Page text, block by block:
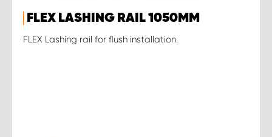
FLEX LASHING RAIL 1050MM
FLEX Lashing rail for flush installation.